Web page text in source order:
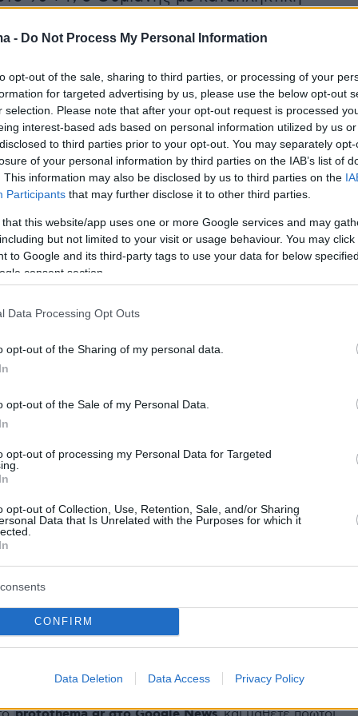
- Do Not Process My Personal Information
opt-out of the sale, sharing to third parties, or processing of your
for targeted advertising by us, please use the below opt-out
selection. Please note that after your opt-out request is processed
interest-based ads based on personal information utilized by us
to third parties prior to your opt-out. You may separately
of your personal information by third parties on the IAB’s list of
This information may also be disclosed by us to third parties on the
Participants that may further disclose it to other third parties.
that this website/app uses one or more Google services and may
but not limited to your visit or usage behaviour. You may
to Google and its third-party tags to use your data for below
consent section.
Data Processing Opt Outs
opt-out of the Sharing of my personal data.
opt-out of the Sale of my Personal Data.
opt-out of processing my Personal Data for Targeted
opt-out of Collection, Use, Retention, Sale, and/or Sharing
Data that Is Unrelated with the Purposes for which it
CONFIRM
Data Deletion Data Access Privacy Policy
είναι 4η με 25 (7-4-2).
Β' (Αριέλ Ιμπαγάσα):Τζολάκης,
Μπαγκαλιάνης, Καλογερόπουλος,
Σουρλής, Ξενιτίδης, Τσέλιος (82'
Μαρίνος, Καρβάλιο (62' Κωστή), Πινακάς (71'
Βούλιτς):Ίτσο, Πολίμος (73' Ουνγιαλίδης),
Παπάζογλου, Δόρης (82'
(73' Γκινσάρι), Γκόμεθ, Αλί Μπαμπά
λόγοι
τιμώρησε τη Γούπι Γκόλντμπεργκ γιατί είπε
«δεν είχε σχέση με τη φυλή»
Διευκρινίσεις για οχήματα σε ακινησία,